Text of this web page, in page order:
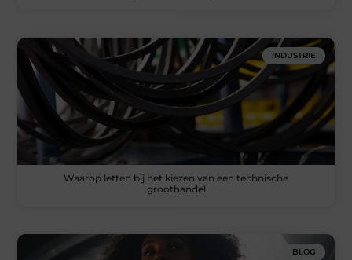
INDUSTRIE
Waarop letten bij het kiezen van een technische
groothandel
BLOG